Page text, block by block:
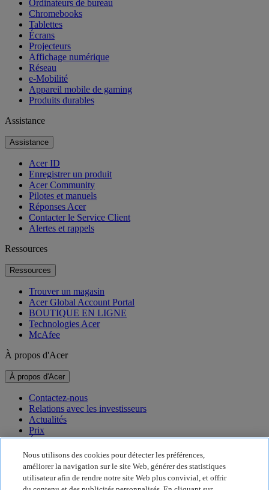
Ordinateurs de bureau
Chromebooks
Tablettes
Écrans
Projecteurs
Affichage numérique
Réseau
e-Mobilité
Appareil mobile de gaming
Produits durables
Assistance
Assistance
Acer ID
Enregistrer un produit
Acer Community
Pilotes et manuels
Réponses Acer
Contacter le Service Client
Alertes et rappels
Ressources
Ressources
Trouver un magasin
Acer Global Account Portal
BOUTIQUE EN LIGNE
Technologies Acer
McAfee
À propos d'Acer
À propos d'Acer
Contactez-nous
Relations avec les investisseurs
Actualités
Prix
Événements
Développement durable
Développement durable
Nous utilisons des cookies pour détecter les préférences,
améliorer la navigation sur le site Web, générer des statistiques
utilisateur afin de rendre notre site Web plus convivial, et offrir